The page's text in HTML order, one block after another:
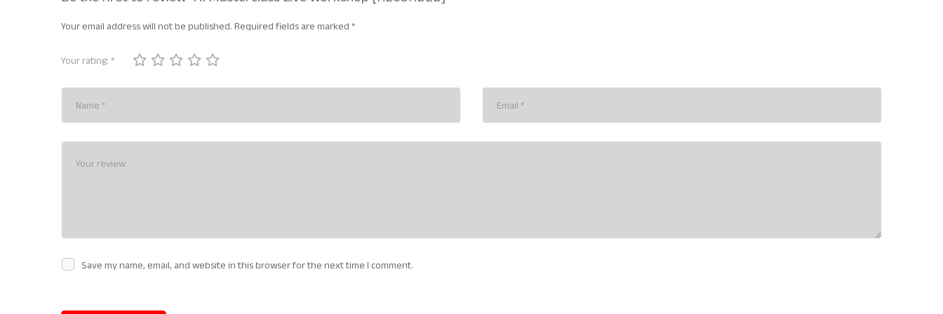
Your email address will not be published.Required fields are marked*
Your rating:*
Save my name, email, and website in this browser for the next time I comment.